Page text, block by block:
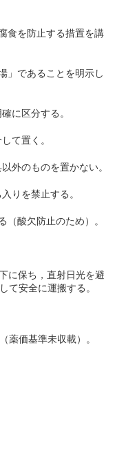
食を防止する措置を講
」であることを明示し
に区分する。
て置く。
外のものを置かない。
りを禁止する。
酸欠防止のため）。
に保ち，直射日光を避
て安全に運搬する。
薬価基準未収載）。